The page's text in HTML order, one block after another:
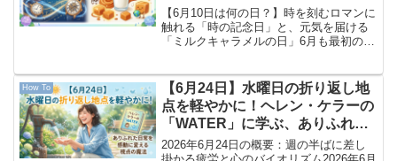
ャラメルの日」
【6月10日は何の日？】時を刻むロマンに
触れる「時の記念日」と、元気を届ける
「ミルクキャラメルの日」6月も最初の折
定を励みにしつつ、今日もマイペースに
歩みを進めていきま...
How To
【6月24日】水曜日の折り返し地
点を軽やかに！ヘレン・ケラーの
「WATER」に学ぶ、ありふれた
日常を感動に変える視点の魔法
2026年6月24日の概要：週の半ばに差し